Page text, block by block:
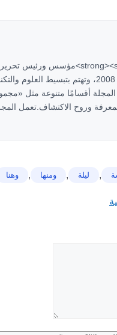
عربية مستقلة تعمل منذ عام 2008، وتهتم
المجلة أقسامًا متنوعة مثل
وروح الاكتشاف.تعمل
, ليلة , ومنها , ﻭﻫﻨﺎ